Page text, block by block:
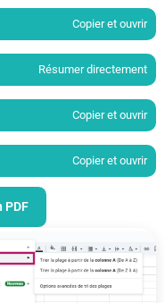
Copier et ouvrir
Résumer directement
Copier et ouvrir
Copier et ouvrir
PDF